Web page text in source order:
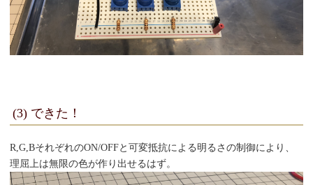
(3) できた！
R,G,BそれぞれのON/OFFと可変抵抗による明るさの制御により、
理屈上は無限の色が作り出せるはず。